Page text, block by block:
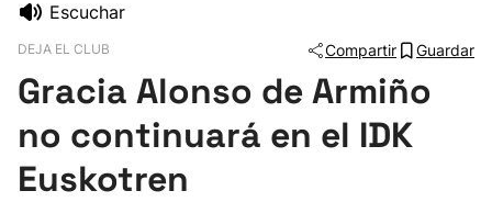
Pelota
Remo
Escuchar
DEJA EL CLUB Compartir Guardar
Gracia Alonso de Armiño
no continuará en el IDK
Euskotren